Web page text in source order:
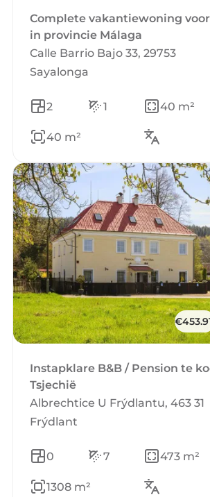
Complete vakantiewoning
in provincie Málaga
Calle Barrio Bajo 33, 29753
Sayalonga
2 1 40 m²
40 m²
Instapklare B&B / Pension te
Tsjechië
Albrechtice U Frýdlantu, 463 31
Frýdlant
0 7 473 m²
1308 m²